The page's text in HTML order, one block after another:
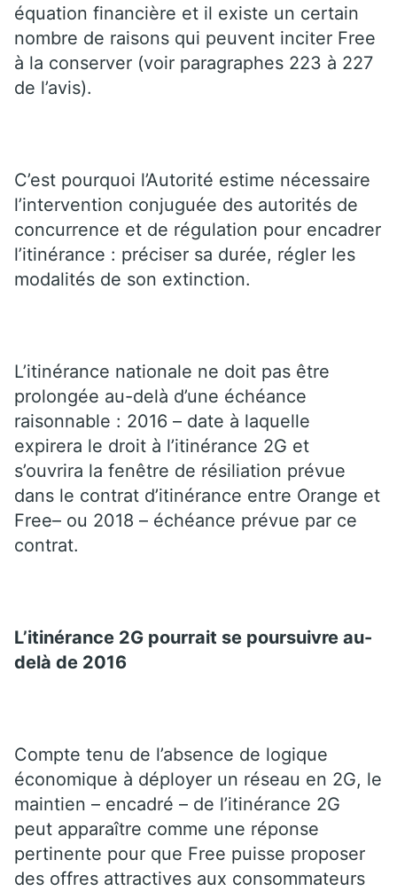
équation financière et il existe un certain
nombre de raisons qui peuvent inciter Free
à la conserver (voir paragraphes 223 à 227
de l’avis).
C’est pourquoi l’Autorité estime nécessaire
l’intervention conjuguée des autorités de
concurrence et de régulation pour encadrer
l’itinérance : préciser sa durée, régler les
modalités de son extinction.
L’itinérance nationale ne doit pas être
prolongée au-delà d’une échéance
raisonnable : 2016 – date à laquelle
expirera le droit à l’itinérance 2G et
s’ouvrira la fenêtre de résiliation prévue
dans le contrat d’itinérance entre Orange et
Free– ou 2018 – échéance prévue par ce
contrat.
L’itinérance 2G pourrait se poursuivre au-
delà de 2016
Compte tenu de l’absence de logique
économique à déployer un réseau en 2G, le
maintien – encadré – de l’itinérance 2G
peut apparaître comme une réponse
pertinente pour que Free puisse proposer
des offres attractives aux consommateurs